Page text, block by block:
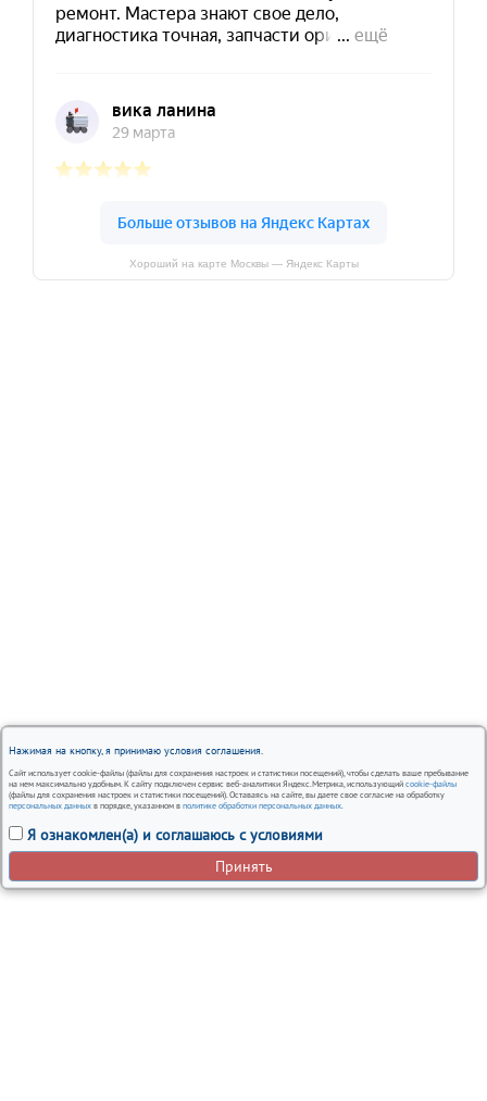
Нажимая на кнопку, я принимаю условия соглашения.
Сайт использует cookie-файлы (файлы для сохранения настроек и статистики посещений), чтобы сделать ваше пребывание
на нем максимально удобным. К сайту подключен сервис веб-аналитики Яндекс.Метрика, использующий cookie-файлы
(файлы для сохранения настроек и статистики посещений). Оставаясь на сайте, вы даете свое согласие на обработку
персональных данных в порядке, указанном в политике обработки персональных данных.
Я ознакомлен(а) и соглашаюсь с условиями
Принять
Хороший на карте Москвы — Яндекс Карты